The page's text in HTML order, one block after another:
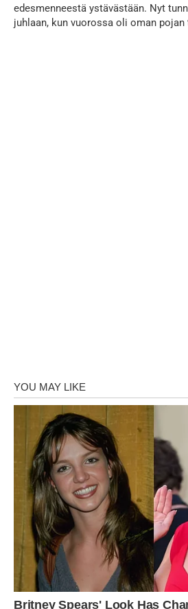
edesmenneestä ystävästään. Nyt
juhlaan, kun vuorossa oli oman pojan